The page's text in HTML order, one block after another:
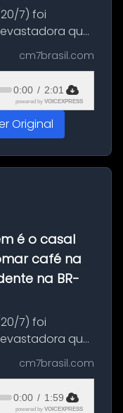
7) foi
que
jovens na
Um passeio
cm7brasil.com
0:00 / 2:01
powered by VOICEXPRESS
Original
é o casal
café na
na BR-
7) foi
que
jovens na
Um passeio
cm7brasil.com
0:00 / 1:59
powered by VOICEXPRESS